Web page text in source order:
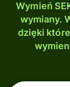
Wymień
wymiany.
dzięki